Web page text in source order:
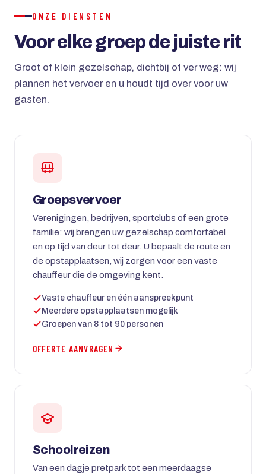
ONZE DIENSTEN
Voor elke groep de juiste rit
Groot of klein gezelschap, dichtbij of ver weg: wij
plannen het vervoer en u houdt tijd over voor uw
gasten.
Groepsvervoer
Verenigingen, bedrijven, sportclubs of een grote
familie: wij brengen uw gezelschap comfortabel
en op tijd van deur tot deur. U bepaalt de route en
de opstapplaatsen, wij zorgen voor een vaste
chauffeur die de omgeving kent.
Vaste chauffeur en één aanspreekpunt
Meerdere opstapplaatsen mogelijk
Groepen van 8 tot 90 personen
OFFERTE AANVRAGEN
Schoolreizen
Van een dagje pretpark tot een meerdaagse